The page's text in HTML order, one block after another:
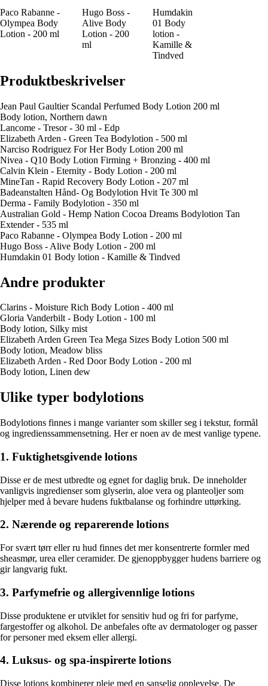
Paco Rabanne -
Olympea Body
Lotion - 200 ml
Hugo Boss -
Alive Body
Lotion - 200
ml
Humdakin
01 Body
lotion -
Kamille &
Tindved
Produktbeskrivelser
Jean Paul Gaultier Scandal Perfumed Body Lotion 200 ml
Body lotion, Northern dawn
Lancome - Tresor - 30 ml - Edp
Elizabeth Arden - Green Tea Bodylotion - 500 ml
Narciso Rodriguez For Her Body Lotion 200 ml
Nivea - Q10 Body Lotion Firming + Bronzing - 400 ml
Calvin Klein - Eternity - Body Lotion - 200 ml
MineTan - Rapid Recovery Body Lotion - 207 ml
Badeanstalten Hånd- Og Bodylotion Hvit Te 300 ml
Derma - Family Bodylotion - 350 ml
Australian Gold - Hemp Nation Cocoa Dreams Bodylotion Tan
Extender - 535 ml
Paco Rabanne - Olympea Body Lotion - 200 ml
Hugo Boss - Alive Body Lotion - 200 ml
Humdakin 01 Body lotion - Kamille & Tindved
Andre produkter
Clarins - Moisture Rich Body Lotion - 400 ml
Gloria Vanderbilt - Body Lotion - 100 ml
Body lotion, Silky mist
Elizabeth Arden Green Tea Mega Sizes Body Lotion 500 ml
Body lotion, Meadow bliss
Elizabeth Arden - Red Door Body Lotion - 200 ml
Body lotion, Linen dew
Ulike typer bodylotions
Bodylotions finnes i mange varianter som skiller seg i tekstur, formål
og ingredienssammensetning. Her er noen av de mest vanlige typene.
1. Fuktighetsgivende lotions
Disse er de mest utbredte og egnet for daglig bruk. De inneholder
vanligvis ingredienser som glyserin, aloe vera og planteoljer som
hjelper med å bevare hudens fuktbalanse og forhindre uttørking.
2. Nærende og reparerende lotions
For svært tørr eller ru hud finnes det mer konsentrerte formler med
sheasmør, urea eller ceramider. De gjenoppbygger hudens barriere og
gir langvarig fukt.
3. Parfymefrie og allergivennlige lotions
Disse produktene er utviklet for sensitiv hud og fri for parfyme,
fargestoffer og alkohol. De anbefales ofte av dermatologer og passer
for personer med eksem eller allergi.
4. Luksus- og spa-inspirerte lotions
Disse lotions kombinerer pleie med en sanselig opplevelse. De